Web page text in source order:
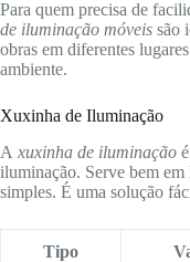
Para quem precisa de
de iluminação móveis são
obras em diferentes
ambiente.
Xuxinha de Iluminação
A xuxinha de iluminação
iluminação. Serve bem em
simples. É uma solução
Tipo